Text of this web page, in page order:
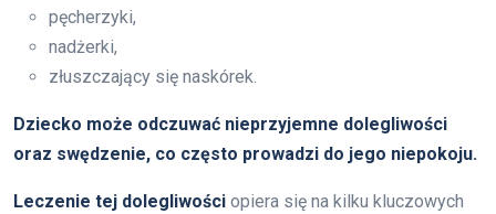
pęcherzyki,
nadżerki,
złuszczający się naskórek.
Dziecko może odczuwać nieprzyjemne dolegliwości
oraz swędzenie, co często prowadzi do jego niepokoju.
Leczenie tej dolegliwości opiera się na kilku kluczowych